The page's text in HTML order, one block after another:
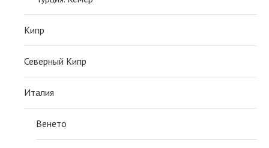
Кипр
Северный Кипр
Италия
Венето